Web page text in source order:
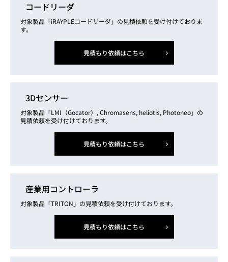
コードリーダ
対象製品「iRAYPLEコードリーダ」の見積依頼を受け付けておりま
す。
見積もり依頼はこちら
3Dセンサー
対象製品「LMI（Gocator）, Chromasens, heliotis, Photoneo」の
見積依頼を受け付けております。
見積もり依頼はこちら
産業用コントローラ
対象製品「TRITON」の見積依頼を受け付けております。
見積もり依頼はこちら